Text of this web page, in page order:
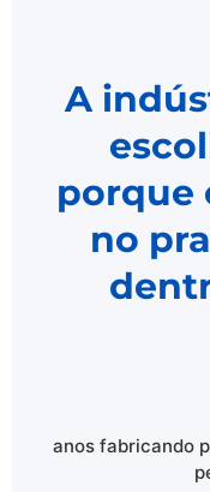
A
porque
no
anos fabricando